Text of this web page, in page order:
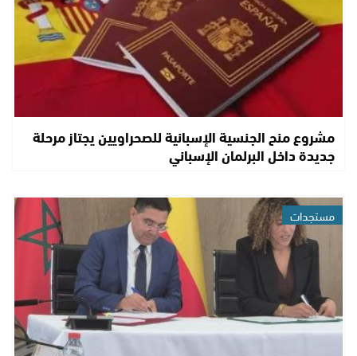
مشروع منح الجنسية الإسبانية للصحراويين يجتاز مرحلة
جديدة داخل البرلمان الإسباني
مستجدات